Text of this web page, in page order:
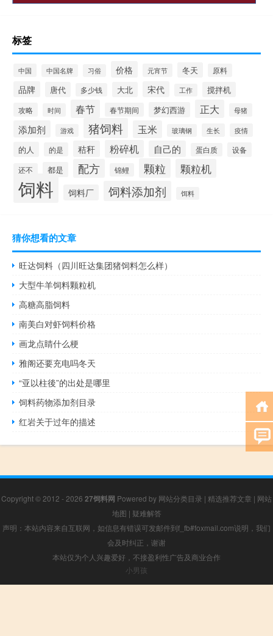
标签
中国 中国名牌 习俗 价格 元宵节 冬天 原料
品牌 唐代 多少钱 大北 宋代 工作 搅拌机
攻略 时间 春节 春节期间 梦幻西游 正大 母猪
添加剂 游戏 猪饲料 玉米 玻璃钢 生长 疫情
的人 的是 秸秆 粉碎机 自己的 蛋白质 设备
还不 都是 配方 锦鲤 颗粒 颗粒机
饲料 饲料厂 饲料添加剂 饵料
猜你想看的文章
旺达饲料（四川旺达集团猪饲料怎么样）
大型牛羊饲料颗粒机
高糖高脂饲料
南美白对虾饲料价格
画龙点睛什么梗
雅阁还要充电吗冬天
“亚以柱後”的出处是哪里
饲料药物添加剂目录
红岩关于过年的描述
Copyright © 2012 - 2026 27饲料网 Powered by 网站分类目录 | 精选推荐文章 | 网站
地图 | 疑难解答
声明：本站内容来自互联网，如信息有错误可发邮件到f_fb#foxmail.com说明，我们
会及时纠正，谢谢
本站仅为个人兴趣爱好，不接盈利性广告及商业合作
小男孩